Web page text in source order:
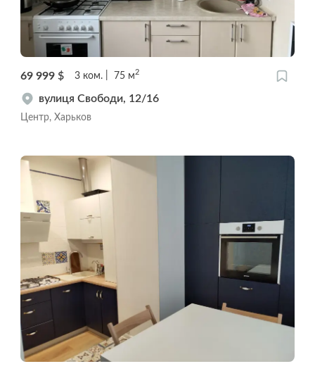
69 999 $ 3 ком. 75 м2
вулиця Свободи, 12/16
Центр, Харьков